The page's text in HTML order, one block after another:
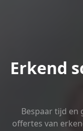
Erkend
Bespaar tijd en
offertes van